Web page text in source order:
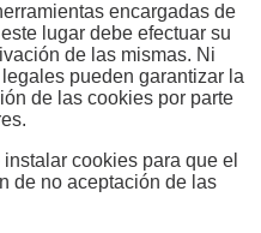
encargadas de
lugar debe efectuar su
de las mismas. Ni
pueden garantizar la
de las cookies por parte
cookies para que el
de no aceptación de las